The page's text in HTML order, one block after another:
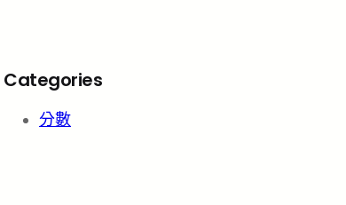
Categories
分數